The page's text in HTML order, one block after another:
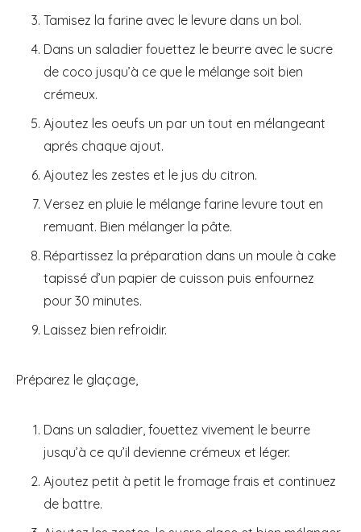
Tamisez la farine avec le levure dans un bol.
Dans un saladier fouettez le beurre avec le sucre
de coco jusqu’à ce que le mélange soit bien
crémeux.
Ajoutez les oeufs un par un tout en mélangeant
aprés chaque ajout.
Ajoutez les zestes et le jus du citron.
Versez en pluie le mélange farine levure tout en
remuant. Bien mélanger la pâte.
Répartissez la préparation dans un moule à cake
tapissé d’un papier de cuisson puis enfournez
pour 30 minutes.
Laissez bien refroidir.
Préparez le glaçage,
Dans un saladier, fouettez vivement le beurre
jusqu’à ce qu’il devienne crémeux et léger.
Ajoutez petit à petit le fromage frais et continuez
de battre.